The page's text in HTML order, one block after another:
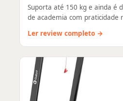
Suporta até 150 kg e ainda é
de academia com praticidade
Ler review completo →